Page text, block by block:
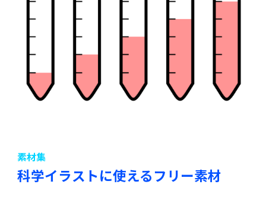
素材集
科学イラストに使えるフリー素材